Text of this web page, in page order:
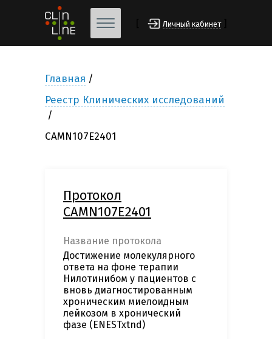
Личный кабинет
Главная
Реестр Клинических исследований
CAMN107E2401
Протокол
CAMN107E2401
Название протокола
Достижение молекулярного
ответа на фоне терапии
Нилотинибом у пациентов с
вновь диагностированным
хроническим миелоидным
лейкозом в хронический
фазе (ENESTxtnd)